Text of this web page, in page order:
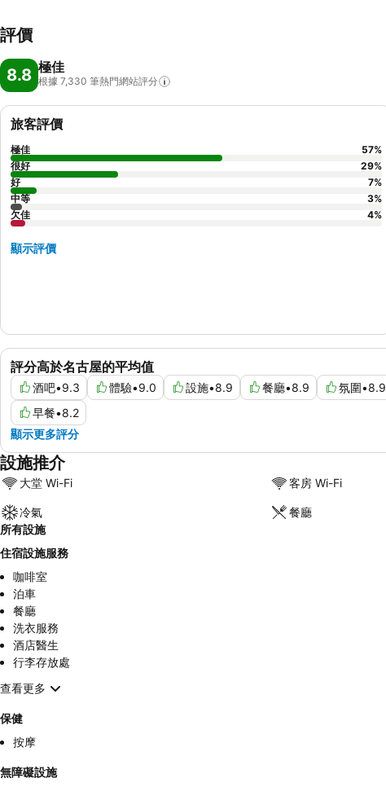
評價
8.8 極佳
根據 7,330 筆熱門網站評分
評分高於名古屋的平均值
酒吧•9.3 體驗•9.0 設施•8.9 餐廳•8.9 氛圍•8.9
早餐•8.2
顯示更多評分
旅客評價
極佳 57%
很好
29%
好
7%
中等
3%
欠佳
4%
顯示評價
設施推介
大堂 Wi-Fi 客房 Wi-Fi
冷氣
餐廳
所有設施
住宿設施服務
咖啡室
泊車
餐廳
洗衣服務
酒店醫生
行李存放處
查看更多
保健
按摩
無障礙設施